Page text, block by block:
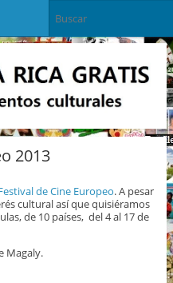
2013
de Cine Europeo. A pesar
cultural así que quisiéramos
de 10 países, del 4 al 17 de
Magaly.